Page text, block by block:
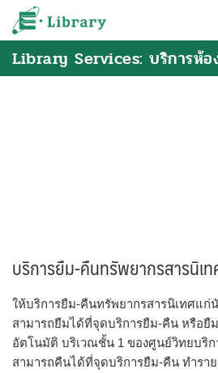
Skip
e-Library
Library Services: บริการห้อ
บริการยืม-คืนทรัพยากรสารนิเ
ให้บริการยืม-คืนทรัพยากรสารนิเทศแก่
สามารถยืมได้ที่จุดบริการยืม-คืน หรือยื
อัตโนมัติ บริเวณชั้น 1 ของศูนย์วิทยบริ
สามารถคืนได้ที่จุดบริการยืม-คืน ทำรา